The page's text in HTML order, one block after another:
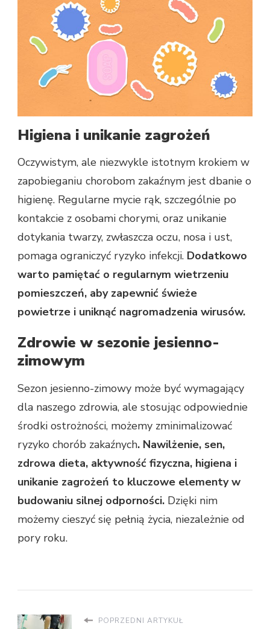
Higiena i unikanie zagrożeń
Oczywistym, ale niezwykle istotnym krokiem w
zapobieganiu chorobom zakaźnym jest dbanie o
higienę. Regularne mycie rąk, szczególnie po
kontakcie z osobami chorymi, oraz unikanie
dotykania twarzy, zwłaszcza oczu, nosa i ust,
pomaga ograniczyć ryzyko infekcji. Dodatkowo
warto pamiętać o regularnym wietrzeniu
pomieszczeń, aby zapewnić świeże
powietrze i uniknąć nagromadzenia wirusów.
Zdrowie w sezonie jesienno-
zimowym
Sezon jesienno-zimowy może być wymagający
dla naszego zdrowia, ale stosując odpowiednie
środki ostrożności, możemy zminimalizować
ryzyko chorób zakaźnych. Nawilżenie, sen,
zdrowa dieta, aktywność fizyczna, higiena i
unikanie zagrożeń to kluczowe elementy w
budowaniu silnej odporności. Dzięki nim
możemy cieszyć się pełnią życia, niezależnie od
pory roku.
POPRZEDNI ARTYKUŁ